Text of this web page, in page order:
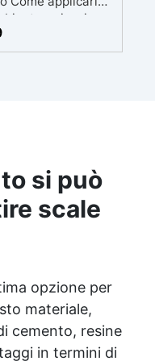
si può
scale
opzione per
materiale,
cemento, resine
in termini di